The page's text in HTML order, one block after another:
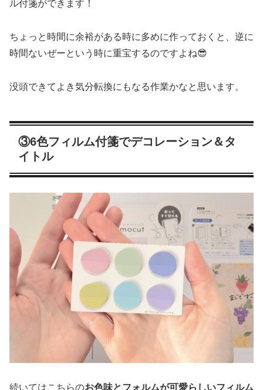
ル付箋ができます！
ちょっと時間に余裕がある時に多めに作っておくと、逆に
時間ないぜーという時に重宝するのですよね😎
没頭できてよき気分転換にもなる作業かなと思います。
③6色フィルム付箋でデコレーション＆タ
イトル
続いてはこちらのお色味とフォルムが可愛らしいフィルム